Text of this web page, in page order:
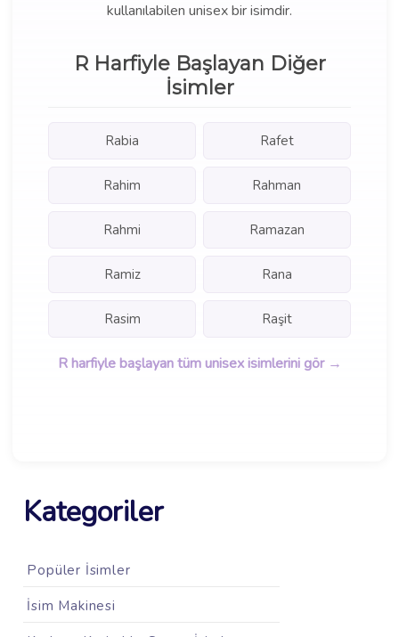
kullanılabilen unisex bir isimdir.
R Harfiyle Başlayan Diğer
İsimler
Rabia Rafet
Rahim Rahman
Rahmi Ramazan
Ramiz Rana
Rasim Raşit
R harfiyle başlayan tüm unisex isimlerini gör →
Kategoriler
Popüler İsimler
İsim Makinesi